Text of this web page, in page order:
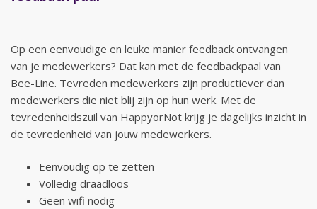
Op een eenvoudige en leuke manier feedback ontvangen
van je medewerkers? Dat kan met de feedbackpaal van
Bee-Line. Tevreden medewerkers zijn productiever dan
medewerkers die niet blij zijn op hun werk. Met de
tevredenheidszuil van HappyorNot krijg je dagelijks inzicht in
de tevredenheid van jouw medewerkers.
Eenvoudig op te zetten
Volledig draadloos
Geen wifi nodig